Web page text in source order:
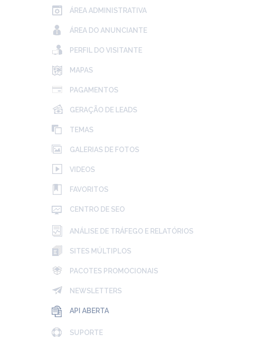
ÁREA ADMINISTRATIVA
ÁREA DO ANUNCIANTE
PERFIL DO VISITANTE
MAPAS
PAGAMENTOS
GERAÇÃO DE LEADS
TEMAS
GALERIAS DE FOTOS
VIDEOS
FAVORITOS
CENTRO DE SEO
ANÁLISE DE TRÁFEGO E RELATÓRIOS
SITES MÚLTIPLOS
PACOTES PROMOCIONAIS
NEWSLETTERS
API ABERTA
SUPORTE